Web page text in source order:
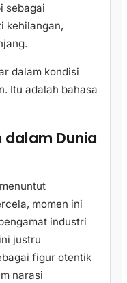
sebagai
kehilangan,
dalam kondisi
Itu adalah bahasa
dalam Dunia
momen ini
industri
justru
figur otentik
narasi